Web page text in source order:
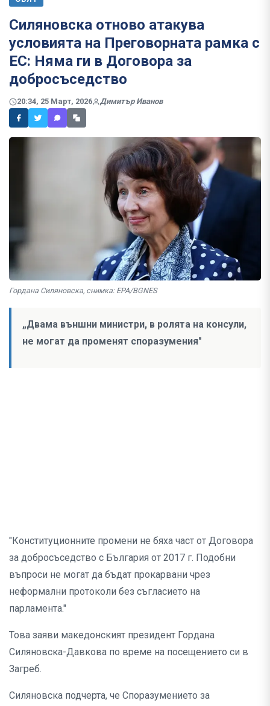
Силяновска отново атакува
условията на Преговорната рамка с
ЕС: Няма ги в Договора за
добросъседство
20:34, 25 Март, 2026 Димитър Иванов
Гордана Силяновска, снимка: EPA/BGNES
„Двама външни министри, в ролята на консули,
не могат да променят споразумения"
"Конституционните промени не бяха част от Договора
за добросъседство с България от 2017 г. Подобни
въпроси не могат да бъдат прокарвани чрез
неформални протоколи без съгласието на
парламента."
Това заяви македонският президент Гордана
Силяновска-Давкова по време на посещението си в
Загреб.
Силяновска подчерта, че Споразумението за